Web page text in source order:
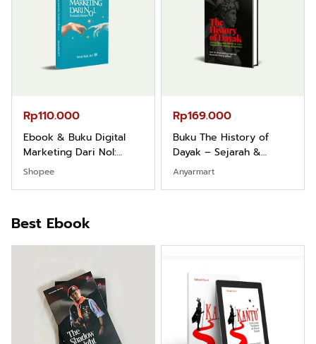
Rp110.000
Ebook & Buku Digital
Marketing Dari Nol:
Fondasi & Mindset untuk
Pemula
Shopee
Rp169.000
Buku The History of
Dayak – Sejarah &
Identitas Borneo Asli
Anyarmart
Best Ebook